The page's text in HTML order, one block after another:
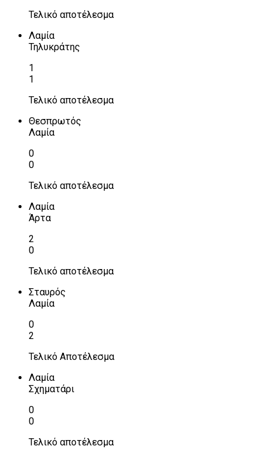
Τελικό αποτέλεσμα
Λαμία
Τηλυκράτης
1
1
Τελικό αποτέλεσμα
Θεσπρωτός
Λαμία
0
0
Τελικό αποτέλεσμα
Λαμία
Άρτα
2
0
Τελικό αποτέλεσμα
Σταυρός
Λαμία
0
2
Τελικό Αποτέλεσμα
Λαμία
Σχηματάρι
0
0
Τελικό αποτέλεσμα